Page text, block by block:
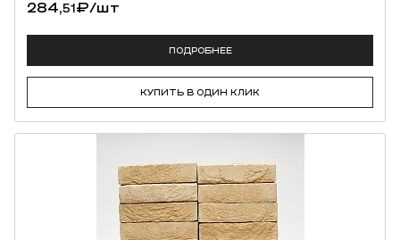
284,51₽/шт
ПОДРОБНЕЕ
КУПИТЬ В ОДИН КЛИК